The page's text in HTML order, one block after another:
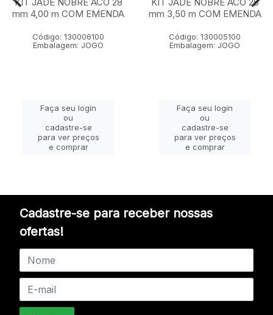
mm 4,00 m COM EMENDA
Código: 130006100
Embalagem: JOGO
Faça seu login
ou
cadastre-se
para ver preços
e comprar
mm 3,50 m COM EMENDA
Código: 130005100
Embalagem: JOGO
Faça seu login
ou
cadastre-se
para ver preços
e comprar
Cadastre-se para receber nossas
ofertas!